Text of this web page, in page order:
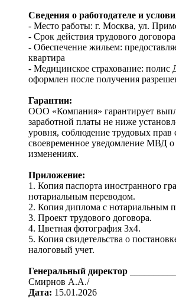
Сведения о работодателе и
- Место работы: г. Москва, ул.
- Срок действия трудового
- Обеспечение жильем:
квартира
- Медицинское страхование: полис
оформлен после получения
Гарантии:
ООО «Компания» гарантирует
заработной платы не ниже
уровня, соблюдение трудовых прав
своевременное уведомление МВД о
изменениях.
Приложение:
1. Копия паспорта иностранного
нотариальным переводом.
2. Копия диплома с нотариальным
3. Проект трудового договора.
4. Цветная фотография 3x4.
5. Копия свидетельства о
налоговый учет.
Генеральный директор
Смирнов А.А./
Дата: 15.01.2026